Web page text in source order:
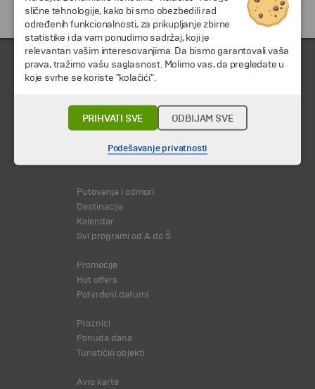
Putovanja i odmori do Kina »
© 2026 TA BOHEMIA TRAVEL DOO.Sva prava zadržava.
Putovanja i odmori
Destinacija
Kalendar
Svi programi od A do Š
Promocije
Hot offers
Potvrđeni datumi
Praznici
Ponuda dana
Turistički objekti
Avio karte
slične tehnologije, kako bi smo obezbedili rad
određenih funkcionalnosti, za prikupljanje zbirne
statistike i da vam ponudimo sadržaj, koji je
relevantan vašim interesovanjima. Da bismo garantovali vaša
prava, tražimo vašu saglasnost. Molimo vas, da pregledate u
koje svrhe se koriste "kolačići".
PRIHVATI SVE ODBIJAM SVE
Podešavanje privatnosti